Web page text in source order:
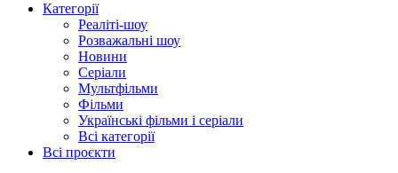
Категорії
Реаліті-шоу
Розважальні шоу
Новини
Серіали
Мультфільми
Фільми
Українські фільми і серіали
Всі категорії
Всі проєкти